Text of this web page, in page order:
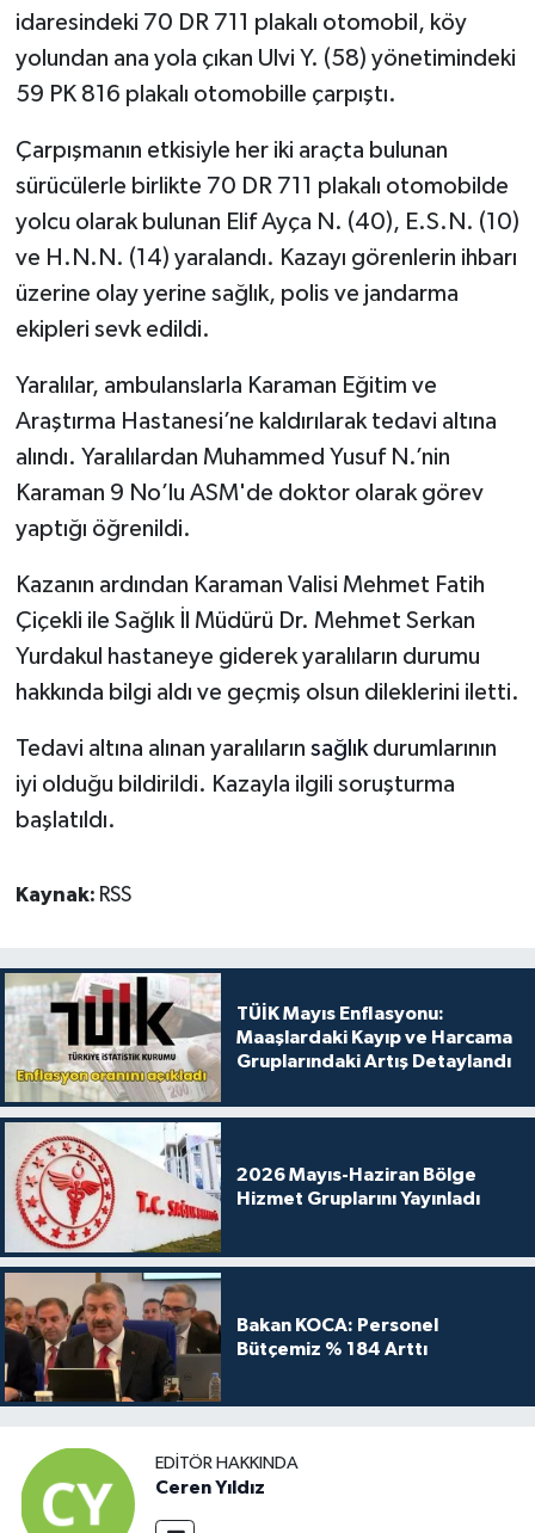
idaresindeki 70 DR 711 plakalı otomobil, köy
yolundan ana yola çıkan Ulvi Y. (58) yönetimindeki
59 PK 816 plakalı otomobille çarpıştı.
Çarpışmanın etkisiyle her iki araçta bulunan
sürücülerle birlikte 70 DR 711 plakalı otomobilde
yolcu olarak bulunan Elif Ayça N. (40), E.S.N. (10)
ve H.N.N. (14) yaralandı. Kazayı görenlerin ihbarı
üzerine olay yerine sağlık, polis ve jandarma
ekipleri sevk edildi.
Yaralılar, ambulanslarla Karaman Eğitim ve
Araştırma Hastanesi’ne kaldırılarak tedavi altına
alındı. Yaralılardan Muhammed Yusuf N.’nin
Karaman 9 No’lu ASM'de doktor olarak görev
yaptığı öğrenildi.
Kazanın ardından Karaman Valisi Mehmet Fatih
Çiçekli ile Sağlık İl Müdürü Dr. Mehmet Serkan
Yurdakul hastaneye giderek yaralıların durumu
hakkında bilgi aldı ve geçmiş olsun dileklerini iletti.
Tedavi altına alınan yaralıların sağlık durumlarının
iyi olduğu bildirildi. Kazayla ilgili soruşturma
başlatıldı.
Kaynak: RSS
TÜİK Mayıs Enflasyonu:
Maaşlardaki Kayıp ve Harcama
Gruplarındaki Artış Detaylandı
2026 Mayıs-Haziran Bölge
Hizmet Gruplarını Yayınladı
Bakan KOCA: Personel
Bütçemiz % 184 Arttı
EDITÖR HAKKINDA
Ceren Yıldız